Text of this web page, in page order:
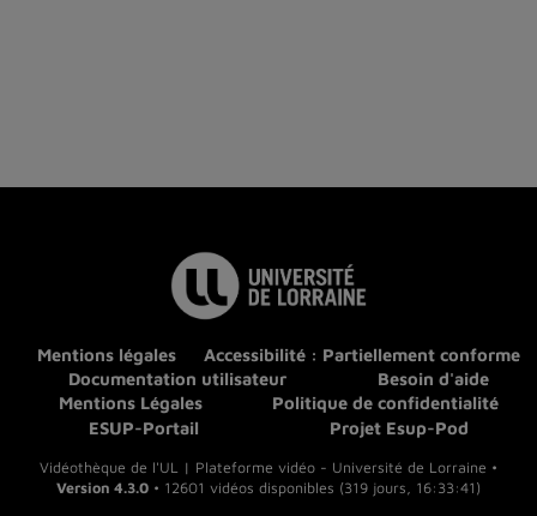
Mentions légales
Accessibilité : Partiellement conforme
Documentation utilisateur
Besoin d'aide
Mentions Légales
Politique de confidentialité
ESUP-Portail
Projet Esup-Pod
Vidéothèque de l'UL | Plateforme vidéo - Université de Lorraine •
Version 4.3.0 • 12601 vidéos disponibles (319 jours, 16:33:41)